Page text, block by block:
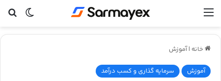
خانه | آموزش
آموزش سرمایه گذاری و کسب درآمد